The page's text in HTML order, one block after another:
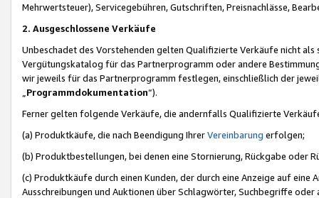
Mehrwertsteuer), Servicegebühren, Gutschriften, Preisnachlässe,
2. Ausgeschlossene Verkäufe
Unbeschadet des Vorstehenden gelten Qualifizierte Verkäufe nicht
Vergütungskatalog für das Partnerprogramm oder andere
wir jeweils für das Partnerprogramm festlegen, einschließlich der
Programmdokumentation“).
Ferner gelten folgende Verkäufe, die andernfalls Qualifizierte
(a) Produktkäufe, die nach Beendigung IhrerVereinbarung erfolgen;
(b) Produktbestellungen, bei denen eine Stornierung, Rückgabe oder
(c) Produktkäufe durch einen Kunden, der durch eine Anzeige auf
Ausschreibungen und Auktionen über Schlagwörter, Suchbegriffe